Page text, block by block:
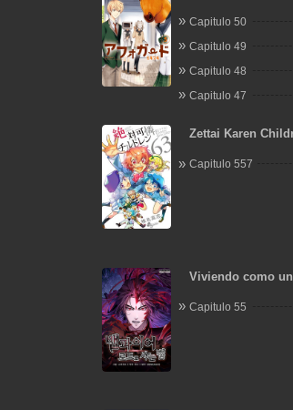
Capitulo 50
Capitulo 49
Capitulo 48
Capitulo 47
Zettai Karen
Capitulo 557
Viviendo como
Capitulo 55